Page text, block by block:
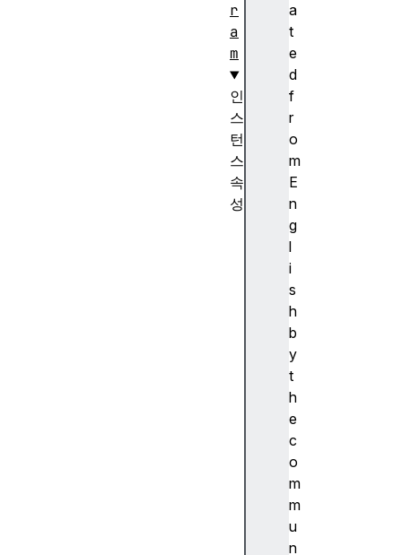
a
t
e
d
f
r
o
m
E
n
g
l
i
s
h
b
y
t
h
e
c
o
m
m
u
n
r
a
m
인
스
턴
스
속
성